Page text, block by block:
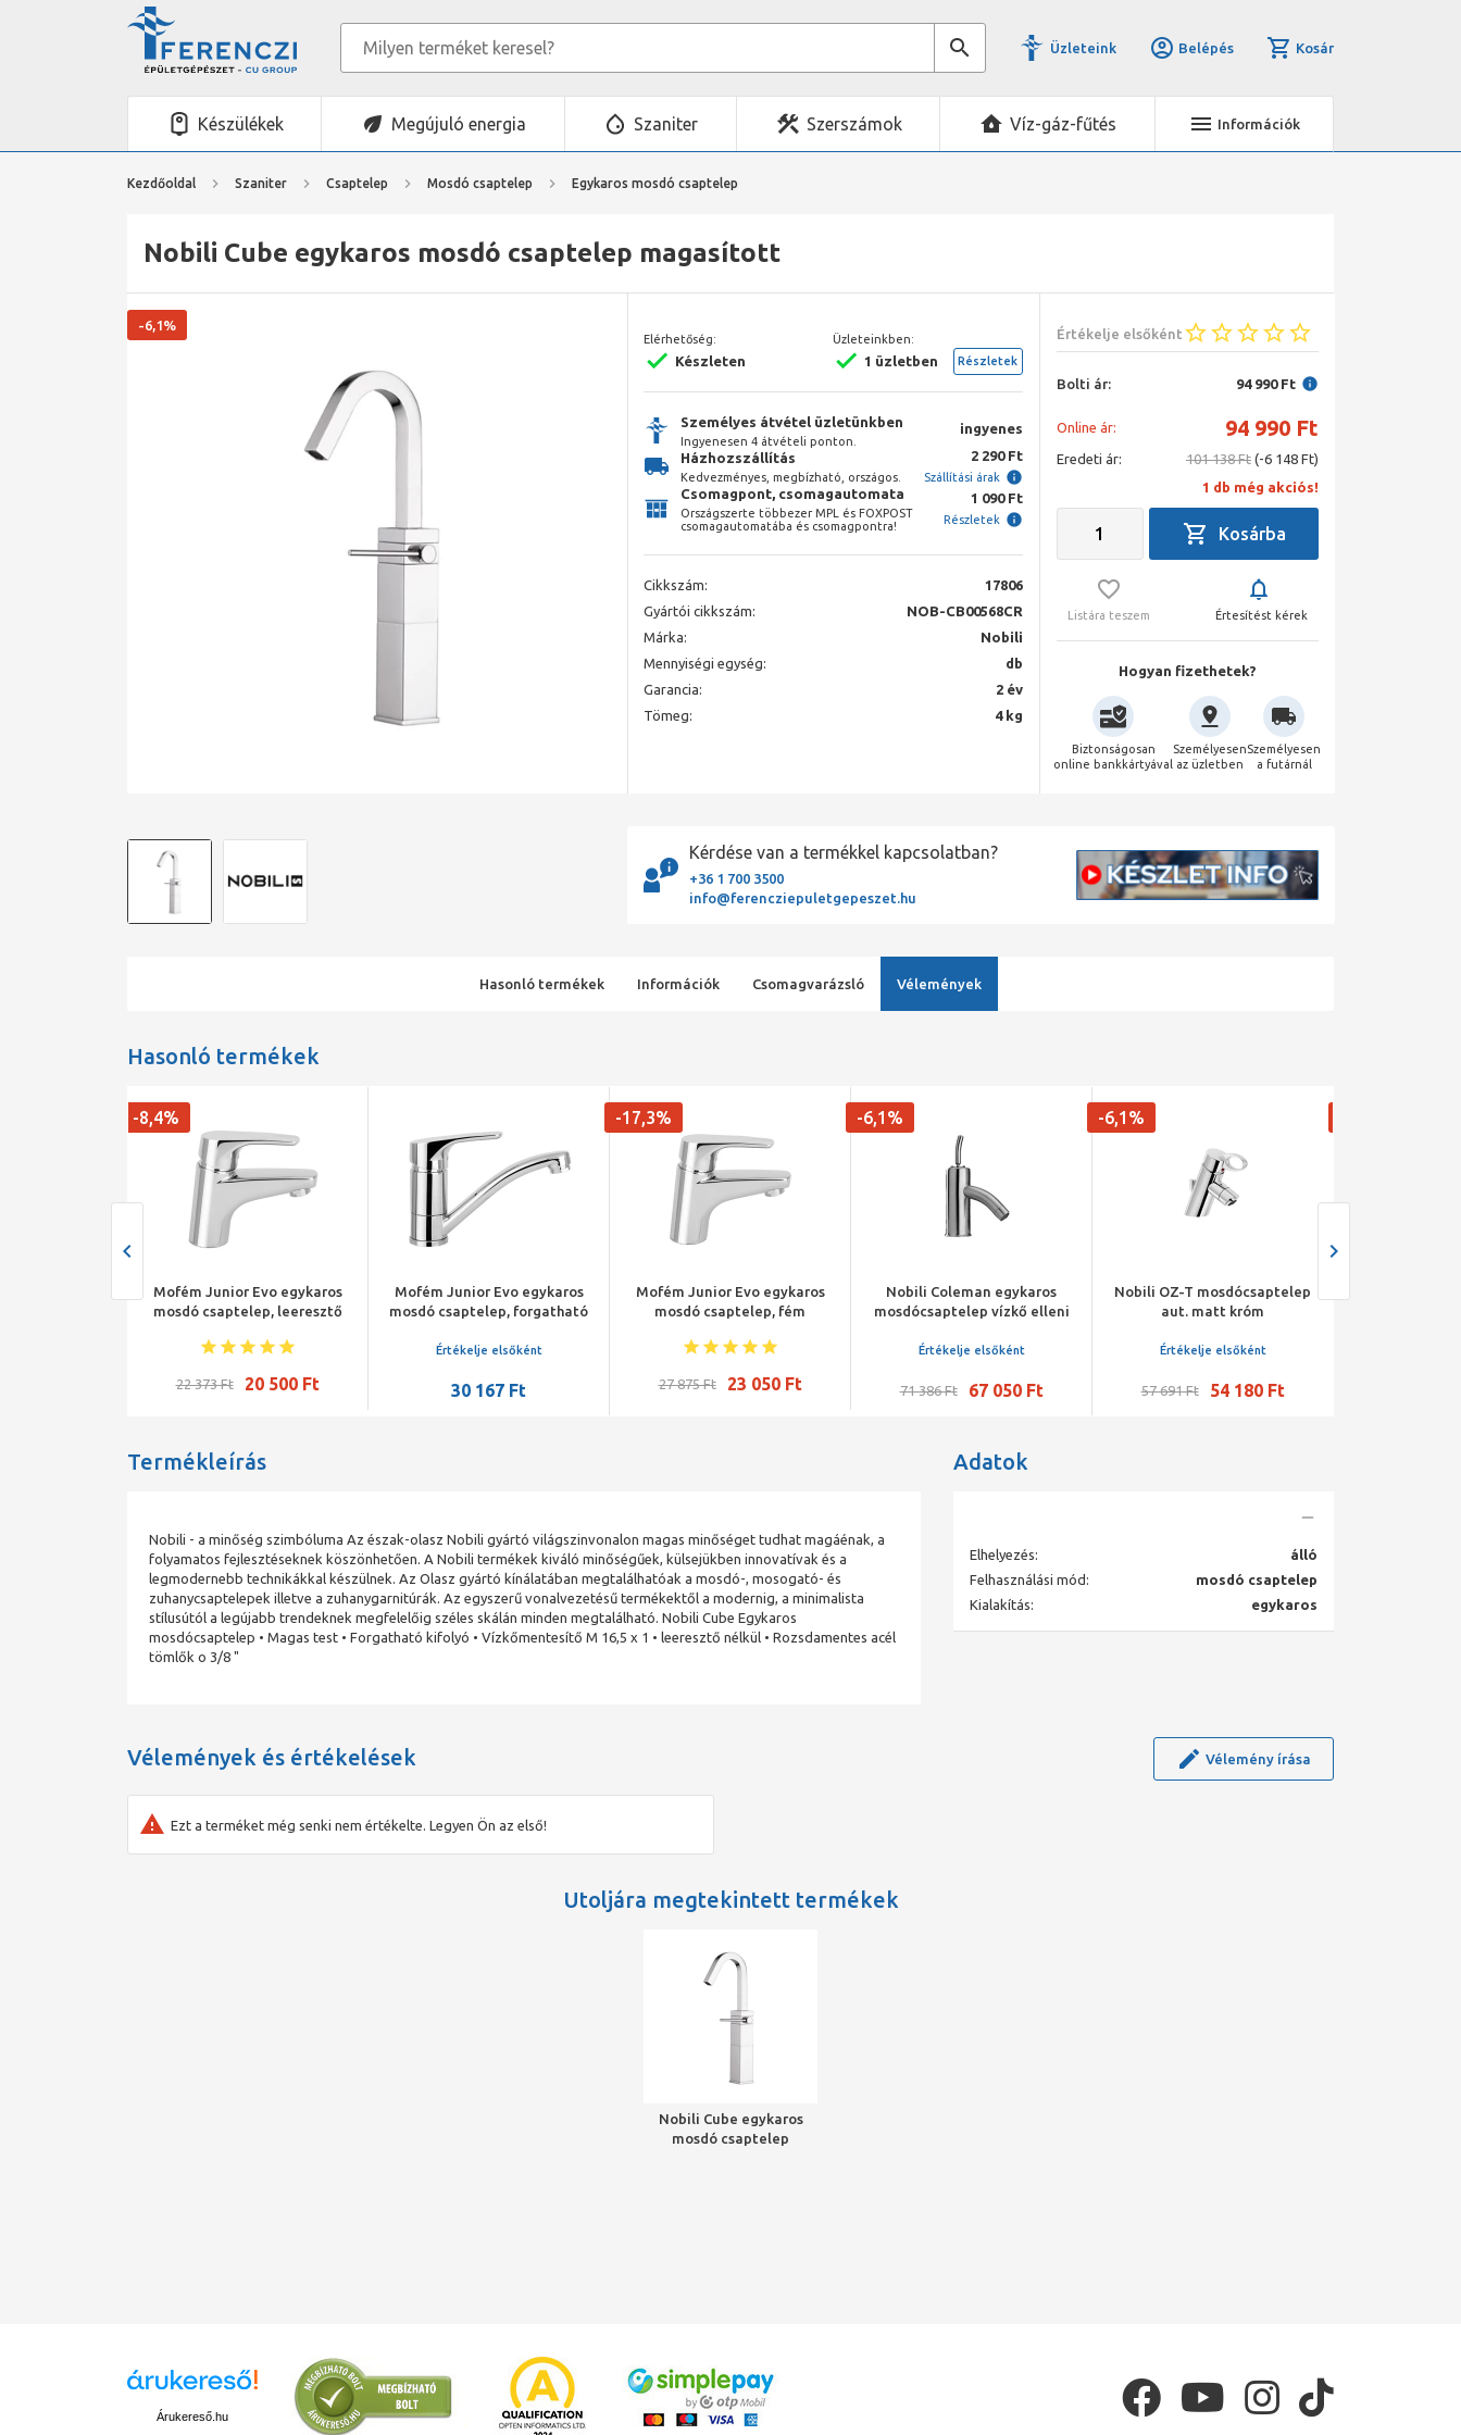
Üzleteink Belépés Kosár
Készülékek Megújuló energia Szaniter Szerszámok Víz-gáz-fűtés Információk
Kezdőoldal Szaniter Csaptelep Mosdó csaptelep Egykaros mosdó csaptelep
Nobili Cube egykaros mosdó csaptelep magasított
-6,1%
Elérhetőség:
Készleten
Üzleteinkben:
1 üzletben Részletek
Személyes átvétel üzletünkben
Ingyenesen 4 átvételi ponton.
ingyenes
Házhozszállítás
Kedvezményes, megbízható, országos.
2 290 Ft
Szállítási árak
Csomagpont, csomagautomata
Országszerte többezer MPL és FOXPOST
csomagautomatába és csomagpontra!
1 090 Ft
Részletek
Cikkszám:
17806
Gyártói cikkszám:
NOB-CB00568CR
Márka:
Nobili
Mennyiségi egység:
db
Garancia:
2 év
Tömeg:
4 kg
Értékelje elsőként
Bolti ár: 94 990 Ft
Online ár: 94 990 Ft
Eredeti ár: 101 138 Ft (-6 148 Ft)
1 db még akciós!
Listára teszem Értesítést kérek
Hogyan fizethetek?
Biztonságosan
online bankkártyával
Személyesen
az üzletben
Személyesen
a futárnál
Kérdése van a termékkel kapcsolatban?
+36 1 700 3500
info@ferencziepuletgepeszet.hu
Hasonló termékek Információk Csomagvarázsló Vélemények
Hasonló termékek
Mofém Junior Evo egykaros
mosdó csaptelep, leeresztő
-8,4%
22 373 Ft 20 500 Ft
Mofém Junior Evo egykaros
mosdó csaptelep, forgatható
szelep nélkül
Értékelje elsőként
30 167 Ft
Mofém Junior Evo egykaros
mosdó csaptelep, fém
-17,3%
27 875 Ft 23 050 Ft
Nobili Coleman egykaros
mosdócsaptelep vízkő elleni
-6,1%
Értékelje elsőként
71 386 Ft 67 050 Ft
Nobili OZ-T mosdócsaptelep
aut. matt króm
-6,1%
Értékelje elsőként
57 691 Ft 54 180 Ft
Termékleírás
Nobili - a minőség szimbóluma Az észak-olasz Nobili gyártó világszinvonalon magas minőséget tudhat magáénak, a
folyamatos fejlesztéseknek köszönhetően. A Nobili termékek kiváló minőségűek, külsejükben innovatívak és a
legmodernebb technikákkal készülnek. Az Olasz gyártó kínálatában megtalálhatóak a mosdó-, mosogató- és
zuhanycsaptelepek illetve a zuhanygarnitúrák. Az egyszerű vonalvezetésű termékektől a modernig, a minimalista
stílusútól a legújabb trendeknek megfelelőig széles skálán minden megtalálható. Nobili Cube Egykaros
mosdócsaptelep • Magas test • Forgatható kifolyó • Vízkőmentesítő M 16,5 x 1 • leeresztő nélkül • Rozsdamentes acél
tömlők o 3/8 "
Adatok
Elhelyezés:
álló
Felhasználási mód:
mosdó csaptelep
Kialakítás:
egykaros
Vélemények és értékelések Vélemény írása
Ezt a terméket még senki nem értékelte. Legyen Ön az első!
Utoljára megtekintett termékek
Nobili Cube egykaros
mosdó csaptelep
Árukereső.hu